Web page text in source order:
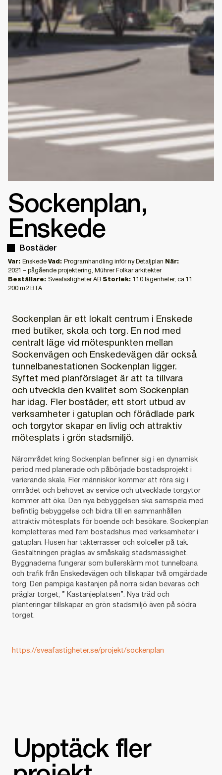
Sockenplan,
Enskede
Bostäder
Var: Enskede Vad: Programhandling inför ny Detaljplan
När:
2021 – pågående projektering, Mührer Folkar arkitekter
Beställare: Sveafastigheter AB Storlek: 110 lägenheter, ca 11
200 m2 BTA
Sockenplan är ett lokalt centrum i Enskede
med butiker, skola och torg. En nod med
centralt läge vid mötespunkten mellan
Sockenvägen och Enskedevägen där också
tunnelbanestationen Sockenplan ligger.
Syftet med planförslaget är att ta tillvara
och utveckla den kvalitet som Sockenplan
har idag. Fler bostäder, ett stort utbud av
verksamheter i gatuplan och förädlade park
och torgytor skapar en livlig och attraktiv
mötesplats i grön stadsmiljö.
Närområdet kring Sockenplan befinner sig i en dynamisk
period med planerade och påbörjade bostadsprojekt i
varierande skala. Fler människor kommer att röra sig i
området och behovet av service och utvecklade torgytor
kommer att öka. Den nya bebyggelsen ska samspela med
befintlig bebyggelse och bidra till en sammanhållen
attraktiv mötesplats för boende och besökare. Sockenplan
kompletteras med fem bostadshus med verksamheter i
gatuplan. Husen har takterrasser och solceller på tak.
Gestaltningen präglas av småskalig stadsmässighet.
Byggnaderna fungerar som bullerskärm mot tunnelbana
och trafik från Enskedevägen och tillskapar två omgärdade
torg. Den pampiga kastanjen på norra sidan bevaras och
präglar torget; ” Kastanjeplatsen”. Nya träd och
planteringar tillskapar en grön stadsmiljö även på södra
torget.
https://sveafastigheter.se/projekt/sockenplan
Upptäck fler